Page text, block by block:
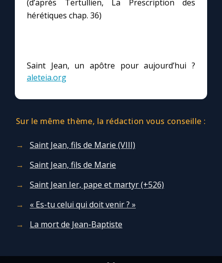
1000 Raisons de Croire
Contact
Faire un don
(d’après Tertullien, La Prescription des
hérétiques chap. 36)
Saint Jean, un apôtre pour aujourd’hui ?
aleteia.org
Sur le même thème, la rédaction vous conseille :
Saint Jean, fils de Marie (VIII)
Saint Jean, fils de Marie
Saint Jean Ier, pape et martyr (+526)
« Es-tu celui qui doit venir ? »
La mort de Jean-Baptiste